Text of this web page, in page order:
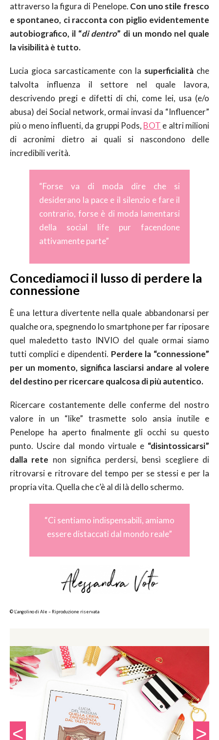
attraverso la figura di Penelope. Con uno stile fresco
e spontaneo, ci racconta con piglio evidentemente
autobiografico, il “di dentro” di un mondo nel quale
la visibilità è tutto.
Lucia gioca sarcasticamente con la superficialitàche
talvolta influenza il settore nel quale lavora,
descrivendo pregi e difetti di chi, come lei, usa (e/o
abusa) dei Social network, ormai invasi da “Influencer”
più o meno influenti, da gruppi Pods, BOT e altri milioni
di acronimi dietro ai quali si nascondono delle
incredibili verità.
“Forse va di moda dire che si
desiderano la pace e il silenzio e fare il
contrario, forse è di moda lamentarsi
della social life pur facendone
attivamente parte”
Concediamoci il lusso di perdere la
connessione
È una lettura divertente nella quale abbandonarsi per
qualche ora, spegnendo lo smartphone per far riposare
quel maledetto tasto INVIO del quale ormai siamo
tutti complici e dipendenti. Perdere la “connessione”
per un momento, significa lasciarsi andare al volere
del destino per ricercare qualcosa di più autentico.
Ricercare costantemente delle conferme del nostro
valore in un “like” trasmette solo ansia inutile e
Penelope ha aperto finalmente gli occhi su questo
punto. Uscire dal mondo virtuale e “disintossicarsi”
dalla rete non significa perdersi, bensì scegliere di
ritrovarsi e ritrovare del tempo per se stessi e per la
propria vita. Quella che c’è al di là dello schermo.
“Ci sentiamo indispensabili, amiamo
essere distaccati dal mondo reale”
© L’angolino di Ale – Riproduzione riservata